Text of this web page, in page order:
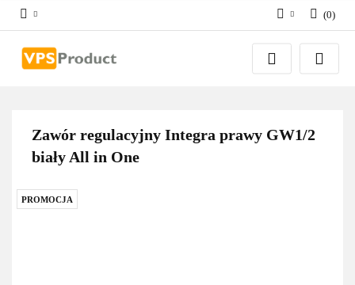
Zaloguj się
Zarejestruj się
(0)
Zawór regulacyjny Integra prawy GW1/2
biały All in One
PROMOCJA